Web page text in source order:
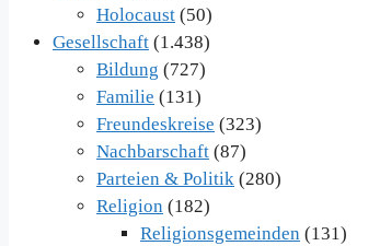
Holocaust (50)
Gesellschaft (1.438)
Bildung (727)
Familie (131)
Freundeskreise (323)
Nachbarschaft (87)
Parteien & Politik (280)
Religion (182)
Religionsgemeinden (131)